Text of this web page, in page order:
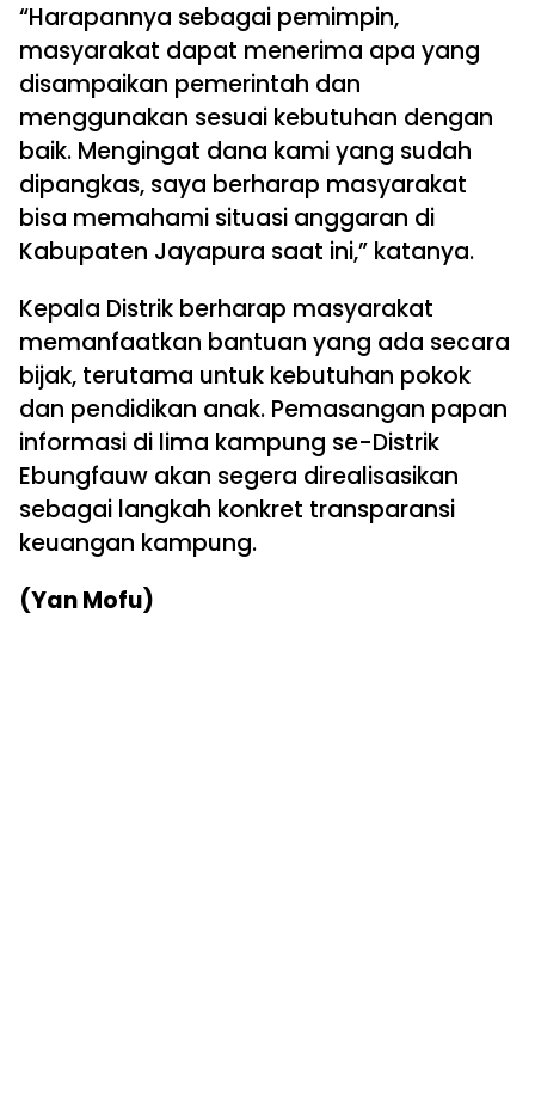
“Harapannya sebagai pemimpin,
masyarakat dapat menerima apa yang
disampaikan pemerintah dan
menggunakan sesuai kebutuhan dengan
baik. Mengingat dana kami yang sudah
dipangkas, saya berharap masyarakat
bisa memahami situasi anggaran di
Kabupaten Jayapura saat ini,” katanya.
Kepala Distrik berharap masyarakat
memanfaatkan bantuan yang ada secara
bijak, terutama untuk kebutuhan pokok
dan pendidikan anak. Pemasangan papan
informasi di lima kampung se-Distrik
Ebungfauw akan segera direalisasikan
sebagai langkah konkret transparansi
keuangan kampung.
(Yan Mofu)